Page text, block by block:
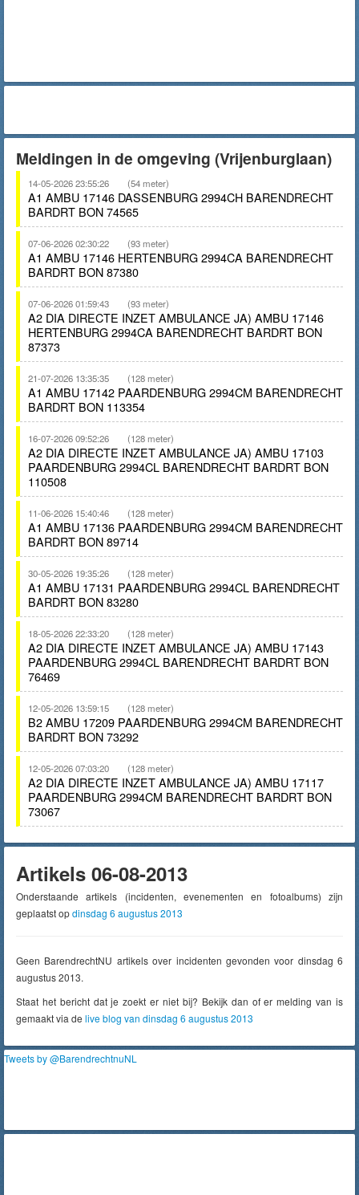
Meldingen in de omgeving (Vrijenburglaan)
14-05-2026 23:55:26 (54 meter)
A1 AMBU 17146 DASSENBURG 2994CH BARENDRECHT
BARDRT BON 74565
07-06-2026 02:30:22 (93 meter)
A1 AMBU 17146 HERTENBURG 2994CA BARENDRECHT
BARDRT BON 87380
07-06-2026 01:59:43 (93 meter)
A2 DIA DIRECTE INZET AMBULANCE JA) AMBU 17146
HERTENBURG 2994CA BARENDRECHT BARDRT BON
87373
21-07-2026 13:35:35 (128 meter)
A1 AMBU 17142 PAARDENBURG 2994CM BARENDRECHT
BARDRT BON 113354
16-07-2026 09:52:26 (128 meter)
A2 DIA DIRECTE INZET AMBULANCE JA) AMBU 17103
PAARDENBURG 2994CL BARENDRECHT BARDRT BON
110508
11-06-2026 15:40:46 (128 meter)
A1 AMBU 17136 PAARDENBURG 2994CM BARENDRECHT
BARDRT BON 89714
30-05-2026 19:35:26 (128 meter)
A1 AMBU 17131 PAARDENBURG 2994CL BARENDRECHT
BARDRT BON 83280
18-05-2026 22:33:20 (128 meter)
A2 DIA DIRECTE INZET AMBULANCE JA) AMBU 17143
PAARDENBURG 2994CL BARENDRECHT BARDRT BON
76469
12-05-2026 13:59:15 (128 meter)
B2 AMBU 17209 PAARDENBURG 2994CM BARENDRECHT
BARDRT BON 73292
12-05-2026 07:03:20 (128 meter)
A2 DIA DIRECTE INZET AMBULANCE JA) AMBU 17117
PAARDENBURG 2994CM BARENDRECHT BARDRT BON
73067
Artikels 06-08-2013
Onderstaande artikels (incidenten, evenementen en fotoalbums) zijn
geplaatst opdinsdag 6 augustus 2013
Geen BarendrechtNU artikels over incidenten gevonden voor dinsdag 6
augustus 2013.
Staat het bericht dat je zoekt er niet bij? Bekijk dan of er melding van is
gemaakt via de live blog van dinsdag 6 augustus 2013
Tweets by @BarendrechtnuNL